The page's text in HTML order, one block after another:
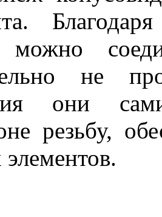
можно
не
они
резьбу,